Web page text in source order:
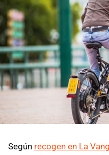
Según recogen en La